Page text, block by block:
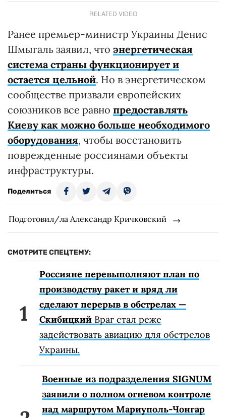
RELATED VIDEO
Ранее премьер-министр Украины Денис
Шмыгаль заявил, что энергетическая
система страны функционирует и
остается цельной. Но в энергетическом
сообществе призвали европейских
союзников все равно предоставлять
Киеву как можно больше необходимого
оборудования, чтобы восстановить
поврежденные россиянами объекты
инфраструктуры.
Поделиться
Подготовил/ла Александр Кричковский
СМОТРИТЕ СПЕЦТЕМУ:
Россияне перевыполняют план по
производству ракет и вряд ли
сделают перерыв в обстрелах —
Скибицкий Враг стал реже
задействовать авиацию для обстрелов
Украины.
Военные из подразделения SIGNUM
заявили о полном огневом контроле
над маршрутом Мариуполь-Чонгар